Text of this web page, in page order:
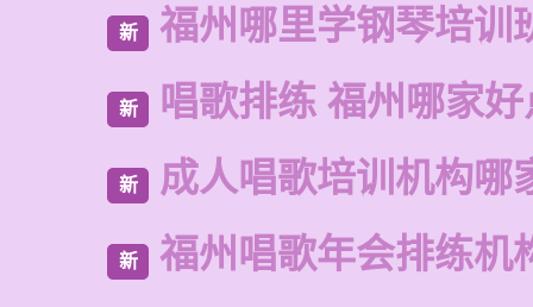
新 福州哪里学钢琴培训
新 唱歌排练 福州哪家好
新 成人唱歌培训机构哪
新 福州唱歌年会排练机